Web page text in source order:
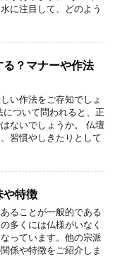
に注目して、どのよう
？マナーや作法
い作法をご存知でしょ
ついて問われると、正
ないでしょうか。 仏壇
習慣やしきたりとして
や特徴
ることが一般的である
多くには仏様がいなく
っています。他の宗派
係や特徴をご紹介しま